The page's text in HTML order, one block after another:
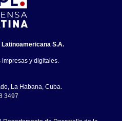
S.A.
y digitales.
La Habana, Cuba.
3497